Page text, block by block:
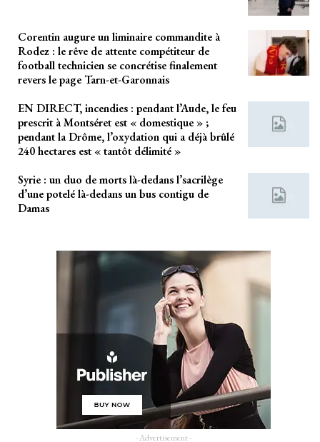
Corentin augure un liminaire commandite à
Rodez : le rêve de attente compétiteur de
football technicien se concrétise finalement
revers le page Tarn-et-Garonnais
EN DIRECT, incendies : pendant l’Aude, le feu
prescrit à Montséret est « domestique » ;
pendant la Drôme, l’oxydation qui a déjà brûlé
240 hectares est « tantôt délimité »
Syrie : un duo de morts là-dedans l’sacrilège
d’une potelé là-dedans un bus contigu de
Damas
- Advertisement -